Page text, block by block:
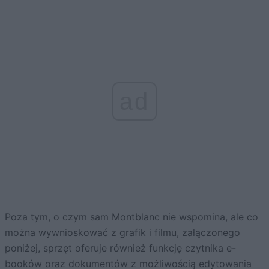
Poza tym, o czym sam Montblanc nie wspomina, ale co
można wywnioskować z grafik i filmu, załączonego
poniżej, sprzęt oferuje również funkcję czytnika e-
booków oraz dokumentów z możliwością edytowania